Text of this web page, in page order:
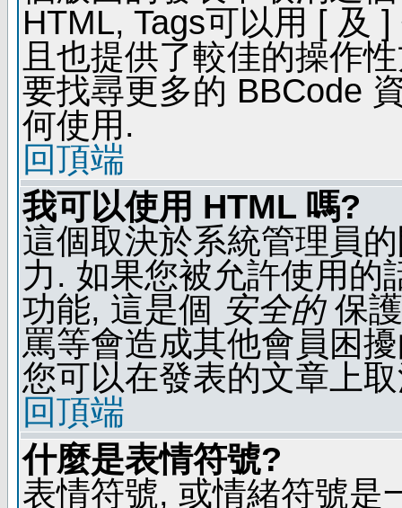
HTML, Tags可以用 [ 及
且也提供了較佳的操作
要找尋更多的 BBCode
何使用.
回頂端
我可以使用 HTML 嗎?
這個取決於系統管理員
力. 如果您被允許使用的
功能, 這是個 安全的保
罵等會造成其他會員困
您可以在發表的文章上
回頂端
什麼是表情符號?
表情符號, 或情緒符號是